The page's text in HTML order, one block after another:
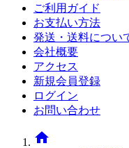
ご利用ガイド
お支払い方法
発送・送料につい
会社概要
アクセス
新規会員登録
ログイン
お問い合わせ
home